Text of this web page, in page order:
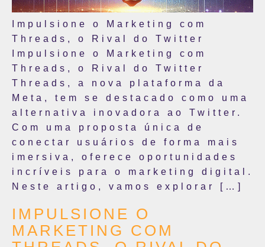
Impulsione o Marketing com
Threads, o Rival do Twitter
Impulsione o Marketing com
Threads, o Rival do Twitter
Threads, a nova plataforma da
Meta, tem se destacado como uma
alternativa inovadora ao Twitter.
Com uma proposta única de
conectar usuários de forma mais
imersiva, oferece oportunidades
incríveis para o marketing digital.
Neste artigo, vamos explorar […]
IMPULSIONE O
MARKETING COM